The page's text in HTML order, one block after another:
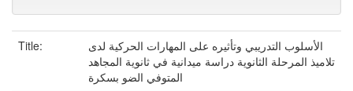
Title:
الأسلوب التدريبي وتأثيره على المهارات الحركية لدى
تلاميذ المرحلة الثانوية دراسة ميدانية في ثانوية المجاهد
المتوفي الضو بسكرة